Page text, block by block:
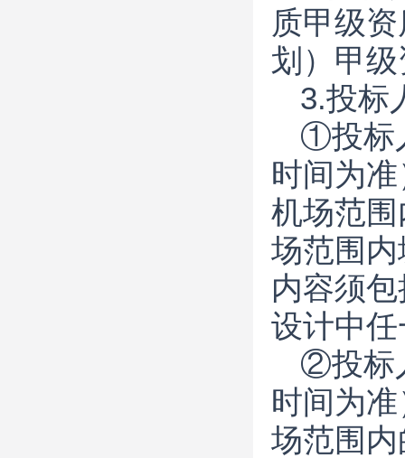
质甲级
划）甲
3.投标
①投标
时间为
机场范
场范围
内容须
设计中
②投标
时间为
场范围